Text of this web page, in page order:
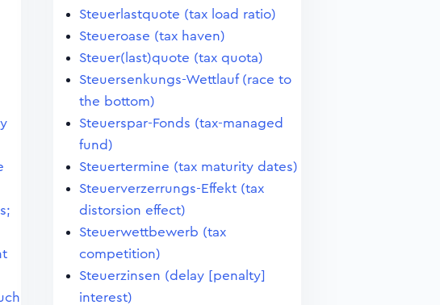
Steuerlastquote (tax load ratio)
Steueroase (tax haven)
Steuer(last)quote (tax quota)
Steuersenkungs-Wettlauf (race to
the bottom)
Steuerspar-Fonds (tax-managed
fund)
Steuertermine (tax maturity dates)
Steuerverzerrungs-Effekt (tax
distorsion effect)
Steuerwettbewerb (tax
competition)
Steuerzinsen (delay [penalty]
interest)